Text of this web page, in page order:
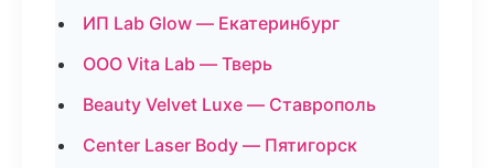
ИП Lab Glow — Екатеринбург
ООО Vita Lab — Тверь
Beauty Velvet Luxe — Ставрополь
Center Laser Body — Пятигорск